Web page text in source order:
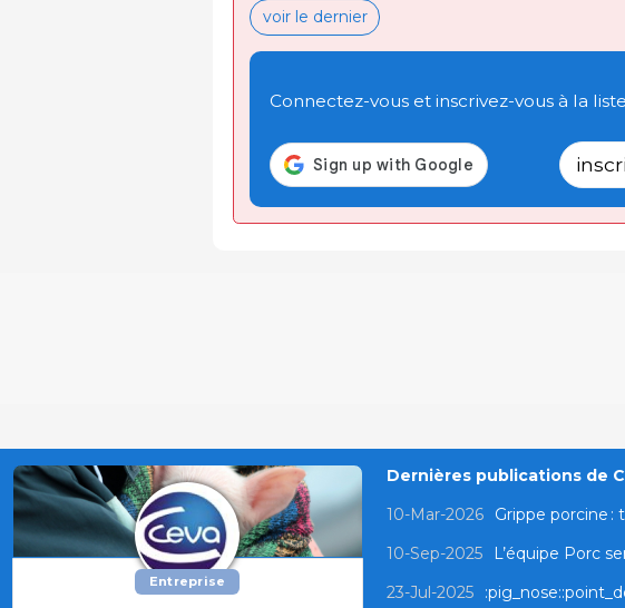
voir le dernier
Connectez-vous et inscrivez-vous à la liste
Entreprise
Dernières publications de
10-Mar-2026
Grippe porcine :
10-Sep-2025
L’équipe Porc
23-Jul-2025